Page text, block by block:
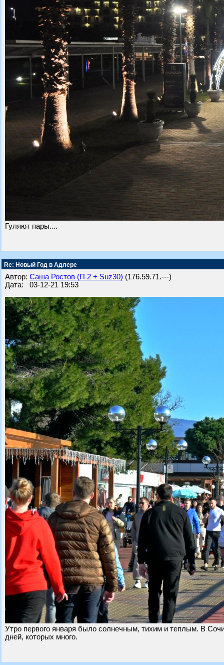
Гуляют пары....
Re: Новый Год в Адлере
Автор: Саша Ростов (П 2 + Suz30) (176.59.71.---)
Дата: 03-12-21 19:53
Утро первого января было солнечным, тихим и теплым. В
дней, которых много.